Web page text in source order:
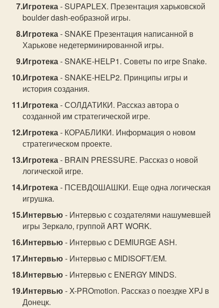
Игротека- SUPAPLEX. Презентация харьковской
boulder dash-еобразной игры.
Игротека- SNAKE Презентация написанной в
Харькове недетерминированной игры.
Игротека- SNAKE-HELP1. Советы по игре Snake.
Игротека- SNAKE-HELP2. Принципы игры и
история создания.
Игротека- СОЛДАТИКИ. Рассказ автора о
созданной им стратегической игре.
Игротека- КОРАБЛИКИ. Информация о новом
стратегическом проекте.
Игротека- BRAIN PRESSURE. Рассказ о новой
логической игре.
Игротека- ПСЕВДОШАШКИ. Еще одна логическая
игрушка.
Интервью - Интервью с создателями нашумевшей
игры Зеркало, группой ART WORK.
Интервью - Интервью с DEMIURGE ASH.
Интервью - Интервью с MIDISOFT/EM.
Интервью - Интервью с ENERGY MINDS.
Интервью - X-PROmotion. Рассказ о поездке XPJ в
Донецк.